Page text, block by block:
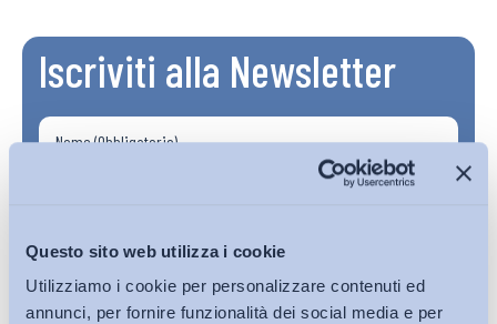
Questo sito web utilizza i cookie
Utilizziamo i cookie per personalizzare contenuti ed
annunci, per fornire funzionalità dei social media e per
Iscriviti alla Newsletter